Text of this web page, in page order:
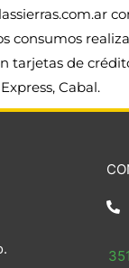
consumos
tarjetas de
Cabal.